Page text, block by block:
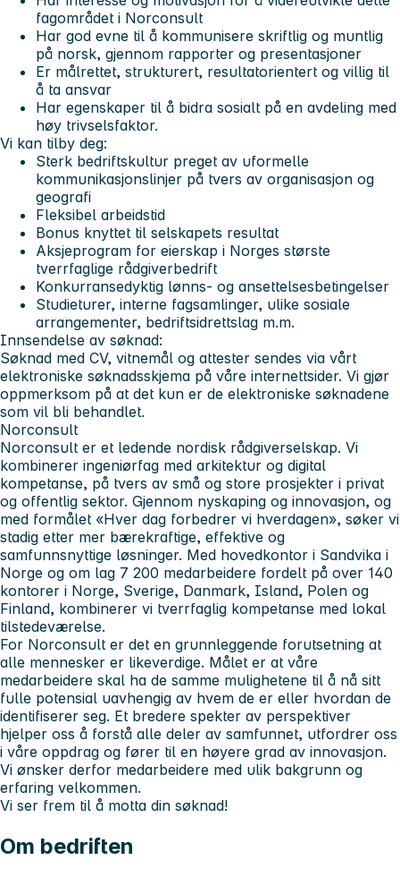
fagområdet i Norconsult
Har god evne til å kommunisere skriftlig og muntlig
på norsk, gjennom rapporter og presentasjoner
Er målrettet, strukturert, resultatorientert og villig til
å ta ansvar
Har egenskaper til å bidra sosialt på en avdeling med
høy trivselsfaktor.
Vi kan tilby deg:
Sterk bedriftskultur preget av uformelle
kommunikasjonslinjer på tvers av organisasjon og
geografi
Fleksibel arbeidstid
Bonus knyttet til selskapets resultat
Aksjeprogram for eierskap i Norges største
tverrfaglige rådgiverbedrift
Konkurransedyktig lønns- og ansettelsesbetingelser
Studieturer, interne fagsamlinger, ulike sosiale
arrangementer, bedriftsidrettslag m.m.
Innsendelse av søknad:
Søknad med CV, vitnemål og attester sendes via vårt
elektroniske søknadsskjema på våre internettsider. Vi gjør
oppmerksom på at det kun er de elektroniske søknadene
som vil bli behandlet.
Norconsult
Norconsult er et ledende nordisk rådgiverselskap. Vi
kombinerer ingeniørfag med arkitektur og digital
kompetanse, på tvers av små og store prosjekter i privat
og offentlig sektor. Gjennom nyskaping og innovasjon, og
med formålet «Hver dag forbedrer vi hverdagen», søker vi
stadig etter mer bærekraftige, effektive og
samfunnsnyttige løsninger. Med hovedkontor i Sandvika i
Norge og om lag 7 200 medarbeidere fordelt på over 140
kontorer i Norge, Sverige, Danmark, Island, Polen og
Finland, kombinerer vi tverrfaglig kompetanse med lokal
tilstedeværelse.
For Norconsult er det en grunnleggende forutsetning at
alle mennesker er likeverdige. Målet er at våre
medarbeidere skal ha de samme mulighetene til å nå sitt
fulle potensial uavhengig av hvem de er eller hvordan de
identifiserer seg. Et bredere spekter av perspektiver
hjelper oss å forstå alle deler av samfunnet, utfordrer oss
i våre oppdrag og fører til en høyere grad av innovasjon.
Vi ønsker derfor medarbeidere med ulik bakgrunn og
erfaring velkommen.
Vi ser frem til å motta din søknad!
Om bedriften